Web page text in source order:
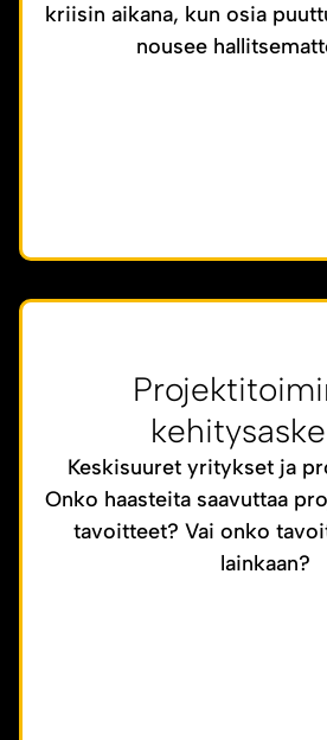
kriisin aikana, kun osia
nousee
Keskisuuret yritykset ja
Onko haasteita saavuttaa
tavoitteet? Vai onko
lainkaan?